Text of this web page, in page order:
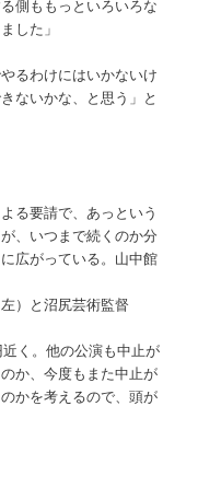
側ももっといろいろな
した」
るわけにはいかないけ
ないかな、と思う」と
る要請で、あっという
、いつまで続くのか分
広がっている。山中館
）と沼尻芸術監督
く。他の公演も中止が
か、今度もまた中止が
かを考えるので、頭が